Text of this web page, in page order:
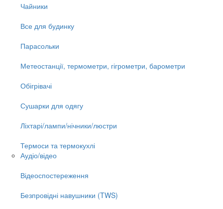
Чайники
Все для будинку
Парасольки
Метеостанції, термометри, гігрометри, барометри
Обігрівачі
Сушарки для одягу
Ліхтарі/лампи/нічники/люстри
Термоси та термокухлі
Аудіо/відео
Відеоспостереження
Безпровідні навушники (TWS)